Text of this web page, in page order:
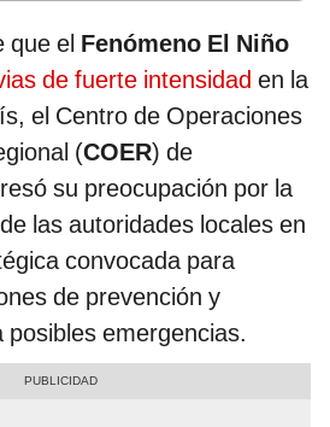
que el Fenómeno El Niño
de fuerte intensidad en la
el Centro de Operaciones
(COER) de
su preocupación por la
las autoridades locales en
convocada para
de prevención y
emergencias.